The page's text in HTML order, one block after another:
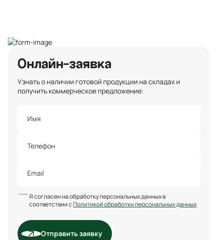
Онлайн-заявка
Узнать о наличии готовой продукции на складах и
получить коммерческое предложение:
Я согласен на обработку персональных данных в
соответствии сПолитикой обработки персональных данных
Отправить заявку